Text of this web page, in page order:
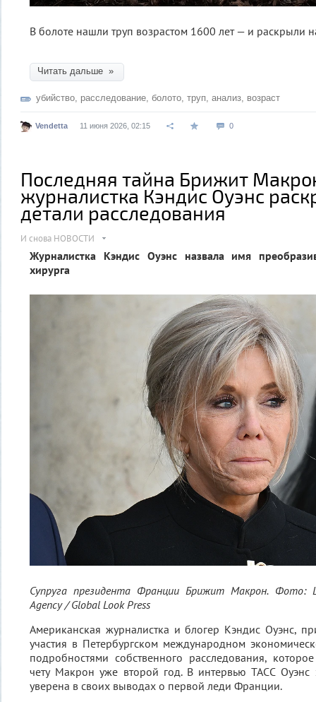
В болоте нашли труп возрастом 1600 лет — и раскрыли
Читать дальше »
убийство расследование болото труп анализ возраст
Vendetta 11 июня 2026, 02:15 0
Последняя тайна Брижит
журналистка Кэндис Оуэнс
детали расследования
И снова НОВОСТИ
Журналистка Кэндис Оуэнс назвала имя
хирурга
Супруга президента Франции Брижит Макрон. Фото:
Agency / Global Look Press
Американская журналистка и блогер Кэндис Оуэнс,
участия в Петербургском международном
подробностями собственного расследования,
чету Макрон уже второй год. В интервью ТАСС Оуэнс
уверена в своих выводах о первой леди Франции.